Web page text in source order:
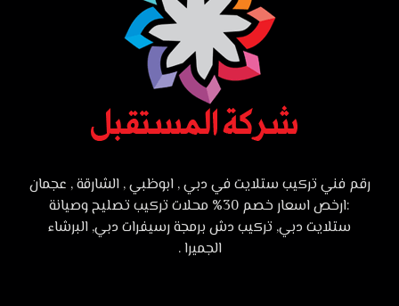
رقم فني تركيب ستلايت في دبي , ابوظبي , الشارقة , عجمان
:ارخص اسعار خصم 30% محلات تركيب تصليح وصيانة
ستلايت دبي, تركيب دش برمجة رسيفرات دبي, البرشاء
الجميرا .